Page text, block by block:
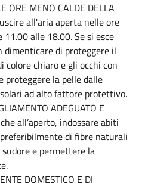
ORE MENO CALDE DELLA
all'aria aperta nelle ore
11.00 alle 18.00. Se si esce
dimenticare di proteggere il
colore chiaro e gli occhi con
proteggere la pelle dalle
ad alto fattore protettivo.
ADEGUATO E
all’aperto, indossare abiti
di fibre naturali
e permettere la
DOMESTICO E DI